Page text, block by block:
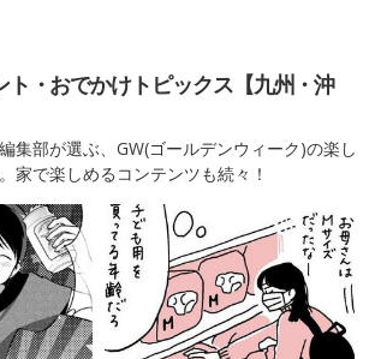
ト・おでかけトピックス【九州・沖
集部が選ぶ、GW(ゴールデンウィーク)の楽し
家で楽しめるコンテンツも続々！